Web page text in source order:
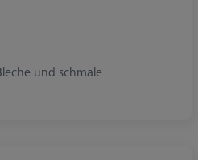
und schmale